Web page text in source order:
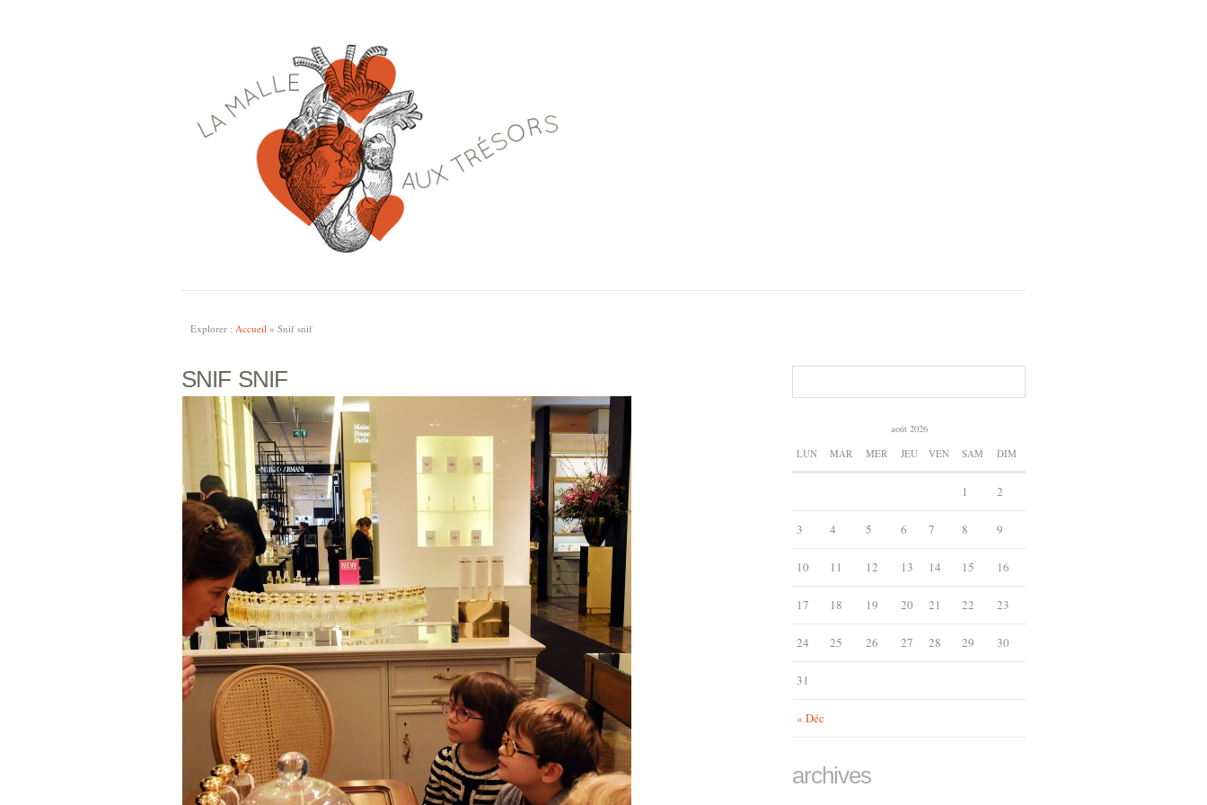
Explorer : Accueil » Snif snif
SNIF SNIF
août 2026
LUN MAR MER JEU VEN SAM DIM
« Déc
1 2
3 4 5 6 7 8 9
10 11 12 13 14 15 16
17 18 19 20 21 22 23
24 25 26 27 28 29 30
31
archives